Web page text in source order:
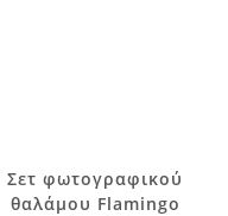
Σετ φωτογραφικού
θαλάμου Flamingo